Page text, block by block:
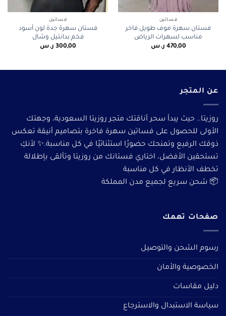
فساتين
فستان سهرة موف طويل فاخر
مناسب لسهرات الرياض
470,00 ر.س
فساتين
فستان سهرة جدة لون أسود
فخم بدانتيل وشال
300,00 ر.س
عن المتجر
روزيتا.. حيث يبدأ سحر أناقتك متجر روزيتا السعودية، وجهتك
الأولى للحصول على فساتين سهرة فاخرة بتصاميم أنيقة تعكس
ذوقك الرفيع وتمنحك حضورًا استثنائيًا في كل مناسبة.✨ لأنكِ
تستحقين الأفضل، اختاري فستانك من روزيتا وتألقى بإطلالة
تخطف الأنظار في كل مناسبة
📦 شحن سريع لجميع مدن المملكة
صفحات تهمك
رسوم الشحن والتوصيل
الخصوصية والأمان
دليل مقاسات
سياسة الاستبدال والاسترجاع